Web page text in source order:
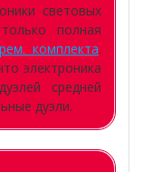
световых
полная
рем. комплекта.
электроника
средней
дуэли.